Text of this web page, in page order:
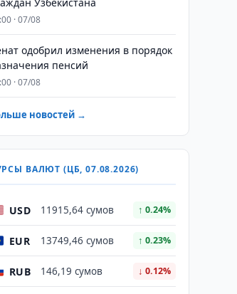
· 07/08
одобрил изменения в порядок
пенсий
· 07/08
новостей →
ВАЛЮТ (ЦБ, 07.08.2026)
USD 11915,64 сумов ↑ 0.24%
EUR 13749,46 сумов ↑ 0.23%
RUB 146,19 сумов ↓ 0.12%